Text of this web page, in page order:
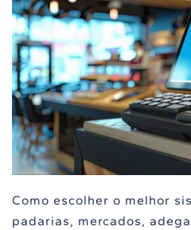
Como escolher o melhor
padarias, mercados,